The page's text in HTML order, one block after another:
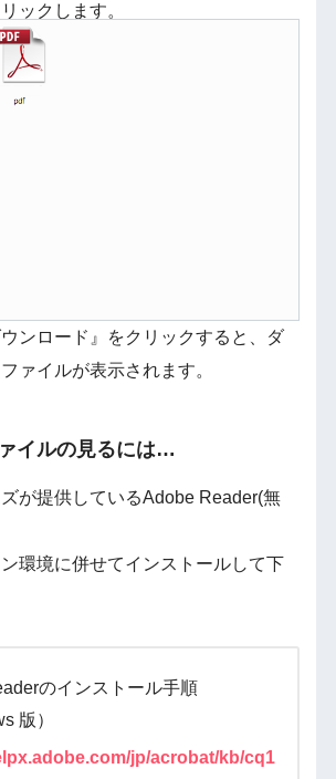
ックします。
ンロード』をクリックすると、ダ
ァイルが表示されます。
イルの見るには…
が提供しているAdobe Reader(無
環境に併せてインストールして下
のインストール手順
版）
jp/acrobat/kb/cq1